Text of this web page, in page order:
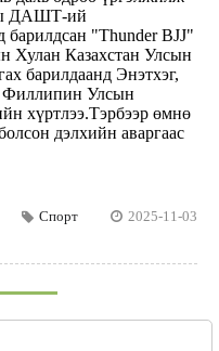
ДАШТ-ий
"Thunder BJJ"
Хулан Казахстан Улсын
барилдаанд Энэтхэг,
Филлипин Улсын
хүртлээ.Тэрбээр өмнө
дэлхийн аваргаас
Спорт 2025-11-03